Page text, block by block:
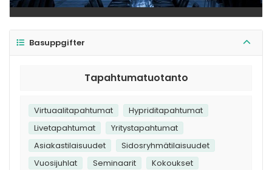
Basuppgifter
Tapahtumatuotanto
Virtuaalitapahtumat
Hypriditapahtumat
Livetapahtumat
Yritystapahtumat
Asiakastilaisuudet
Sidosryhmätilaisuudet
Vuosijuhlat
Seminaarit
Kokoukset